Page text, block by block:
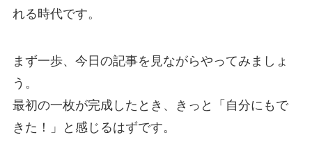
れる時代です。
まず一歩、今日の記事を見ながらやってみましょ
う。
最初の一枚が完成したとき、きっと「自分にもで
きた！」と感じるはずです。